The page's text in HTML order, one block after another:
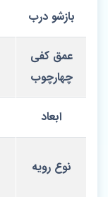
بازشو درب
عمق کفی
چهارچوب
ابعاد
نوع رویه